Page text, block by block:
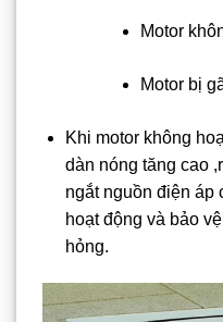
Motor
Motor bị
Khi motor không
dàn nóng tăng cao
ngắt nguồn điện áp
hoạt động và bảo
hỏng.